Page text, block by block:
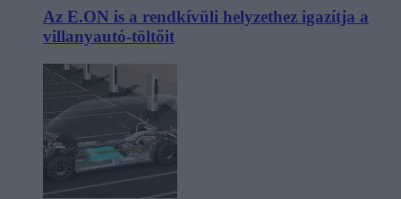
Az E.ON is a rendkívüli helyzethez igazítja a
villanyautó-töltőit